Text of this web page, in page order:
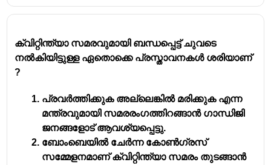
ക്വിറ്റിന്ത്യാ സമരവുമായി ബന്ധപ്പെട്ട് ചുവടെ
നൽകിയിട്ടുള്ള ഏതൊക്കെ പ്രസ്താവനകൾ ശരിയാണ്
?
പ്രവർത്തിക്കുക അല്ലെങ്കിൽ മരിക്കുക എന്ന
മന്ത്രവുമായി സമരരംഗത്തിറങ്ങാൻ ഗാന്ധിജി
ജനങ്ങളോട് ആവശ്യപ്പെട്ടു.
ബോംബെയിൽ ചേർന്ന കോൺഗ്രസ്
സമ്മേളനമാണ് ക്വിറ്റിന്ത്യാ സമരം തുടങ്ങാൻ